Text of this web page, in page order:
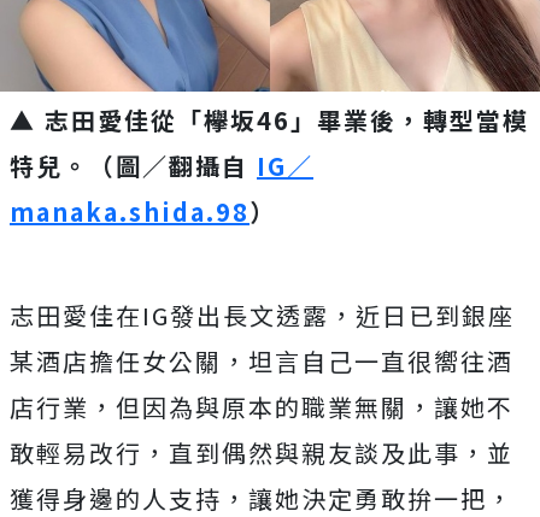
▲ 志田愛佳從「欅坂46」畢業後，轉型當模
特兒。（圖／翻攝自 IG／
manaka.shida.98）
志田愛佳在IG發出長文透露，近日已到銀座
某酒店擔任女公關，坦言自己一直很嚮往酒
店行業，但因為與原本的職業無關，讓她不
敢輕易改行，直到偶然與親友談及此事，並
獲得身邊的人支持，讓她決定勇敢拚一把，